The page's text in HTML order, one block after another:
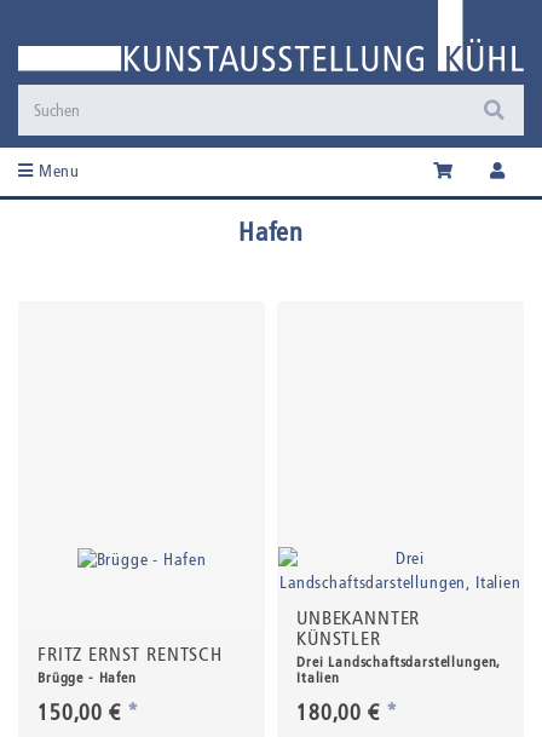
Menu
Hafen
FRITZ ERNST RENTSCH
Brügge - Hafen
150,00 € *
UNBEKANNTER
KÜNSTLER
Drei Landschaftsdarstellungen,
Italien
180,00 € *